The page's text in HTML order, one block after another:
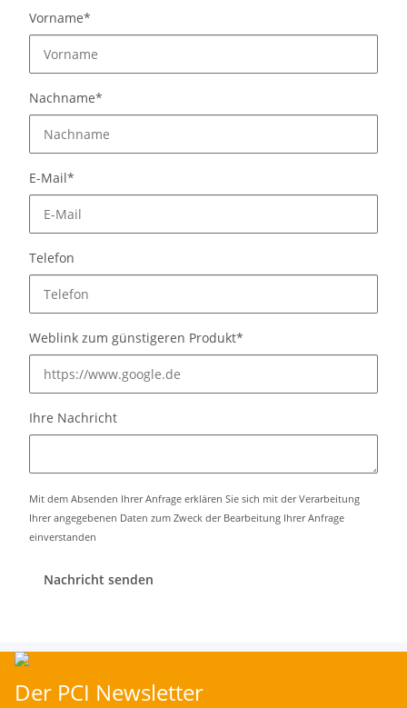
Vorname*
Nachname*
E-Mail*
Telefon
Weblink zum günstigeren Produkt*
Ihre Nachricht
Mit dem Absenden Ihrer Anfrage erklären Sie sich mit der Verarbeitung
Ihrer angegebenen Daten zum Zweck der Bearbeitung Ihrer Anfrage
einverstanden
Nachricht senden
Der PCI Newsletter